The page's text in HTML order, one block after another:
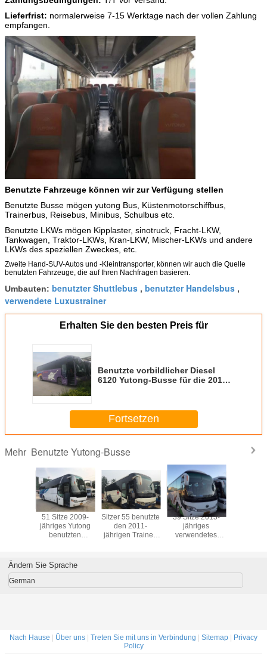
Lieferfrist: normalerweise 7-15 Werktage nach der vollen Zahlung
empfangen.
Benutzte Fahrzeuge können wir zur Verfügung stellen
Benutzte Busse mögen yutong Bus, Küstenmotorschiffbus,
Trainerbus, Reisebus, Minibus, Schulbus etc.
Benutzte LKWs mögen Kipplaster, sinotruck, Fracht-LKW,
Tankwagen, Traktor-LKWs, Kran-LKW, Mischer-LKWs und andere
LKWs des speziellen Zweckes, etc.
Zweite Hand-SUV-Autos und -Kleintransporter, können wir auch die Quelle
benutzten Fahrzeuge, die auf Ihren Nachfragen basieren.
Umbauten: benutzter Shuttlebus , benutzter Handelsbus ,
verwendete Luxustrainer
Erhalten Sie den besten Preis für
Benutzte vorbildlicher Diesel
6120 Yutong-Busse für die 2011-
Fortsetzen
Mehr Benutzte Yutong-Busse
III
51 Sitze 2009-
jähriges Yutong
benutzten
bus-ZK6107
Sitzer 55 benutzte
den 2011-
jährigen Trainer-
39 Sitze 2015-
jähriges
verwendetes
Ändern Sie Sprache
German
Nach Hause | Über uns | Treten Sie mit uns in Verbindung | Sitemap | Privacy
Policy